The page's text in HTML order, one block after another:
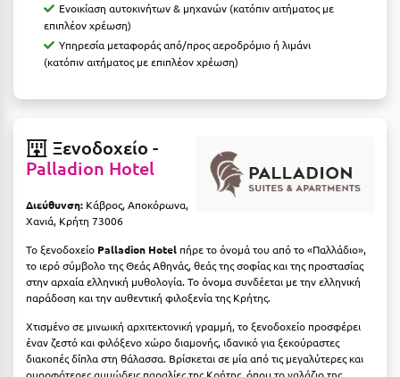
Κάρπαθος
Καρπενήσι
Κασσάνδρα
Κατερίνη
Κέα - Τζιά
Κερατέα
Κέρκυρα
Κεφαλονιά
Ενοικίαση αυτοκινήτων & μηχανών (κατόπιν αιτήματος με
επιπλέον χρέωση)
Υπηρεσία μεταφοράς από/προς αεροδρόμιο ή λιμάνι
(κατόπιν αιτήματος με επιπλέον χρέωση)
Ξενοδοχείο -
Palladion Hotel
Διεύθυνση: Κάβρος, Αποκόρωνα,
Χανιά, Κρήτη 73006
Το ξενοδοχείο Palladion Hotel πήρε το όνομά του από το «Παλλάδιο»,
το ιερό σύμβολο της Θεάς Αθηνάς, θεάς της σοφίας και της προστασίας
στην αρχαία ελληνική μυθολογία. Το όνομα συνδέεται με την ελληνική
παράδοση και την αυθεντική φιλοξενία της Κρήτης.
Χτισμένο σε μινωική αρχιτεκτονική γραμμή, το ξενοδοχείο προσφέρει
έναν ζεστό και φιλόξενο χώρο διαμονής, ιδανικό για ξεκούραστες
διακοπές δίπλα στη θάλασσα. Βρίσκεται σε μία από τις μεγαλύτερες και